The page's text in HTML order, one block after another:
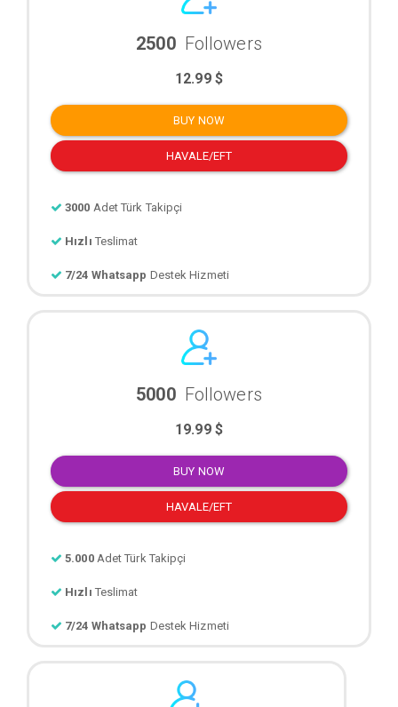
2500 Followers
12.99 $
BUY NOW
HAVALE/EFT
3000 Adet Türk Takipçi
Hızlı Teslimat
7/24 Whatsapp Destek Hizmeti
5000 Followers
19.99 $
BUY NOW
HAVALE/EFT
5.000 Adet Türk Takipçi
Hızlı Teslimat
7/24 Whatsapp Destek Hizmeti